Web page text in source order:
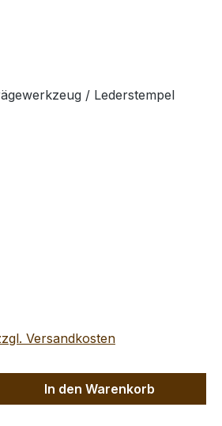
Versandkosten
Gib den
In den Warenkorb